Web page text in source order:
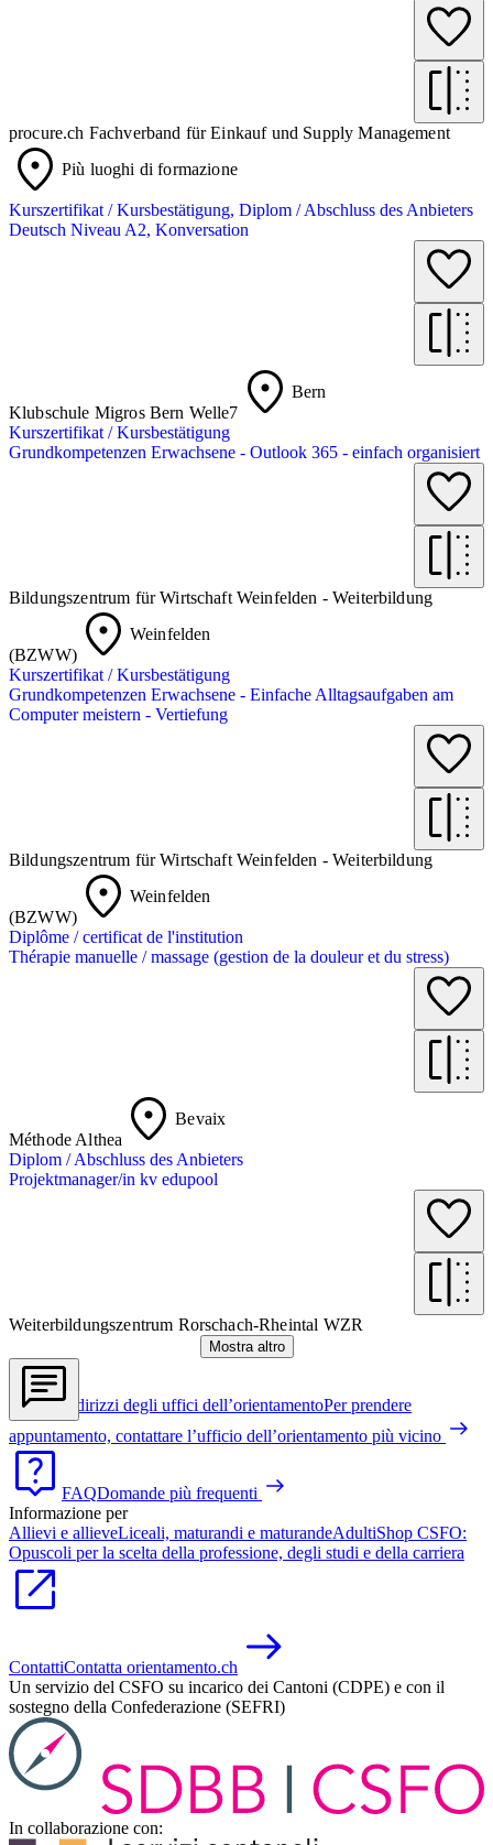
procure.ch Fachverband für Einkauf und Supply Management
Più luoghi di formazione
Kurszertifikat / Kursbestätigung, Diplom / Abschluss des Anbieters
Deutsch Niveau A2, Konversation
Klubschule Migros Bern Welle7
Bern
Kurszertifikat / Kursbestätigung
Grundkompetenzen Erwachsene - Outlook 365 - einfach organisiert
Bildungszentrum für Wirtschaft Weinfelden - Weiterbildung
(BZWW)
Weinfelden
Kurszertifikat / Kursbestätigung
Grundkompetenzen Erwachsene - Einfache Alltagsaufgaben am
Computer meistern - Vertiefung
Bildungszentrum für Wirtschaft Weinfelden - Weiterbildung
(BZWW)
Weinfelden
Diplôme / certificat de l'institution
Thérapie manuelle / massage (gestion de la douleur et du stress)
Méthode Althea
Bevaix
Diplom / Abschluss des Anbieters
Projektmanager/in kv edupool
Weiterbildungszentrum Rorschach-Rheintal WZR
Mostra altro
Indirizzi degli uffici dell’orientamentoPer prendere
appuntamento, contattare l’ufficio dell’orientamento più vicino
FAQDomande più frequenti
Informazione per
Allievi e allieveLiceali, maturandi e maturandeAdultiShop CSFO:
Opuscoli per la scelta della professione, degli studi e della carriera
ContattiContatta orientamento.ch
Un servizio del CSFO su incarico dei Cantoni (CDPE) e con il
sostegno della Confederazione (SEFRI)
In collaborazione con: